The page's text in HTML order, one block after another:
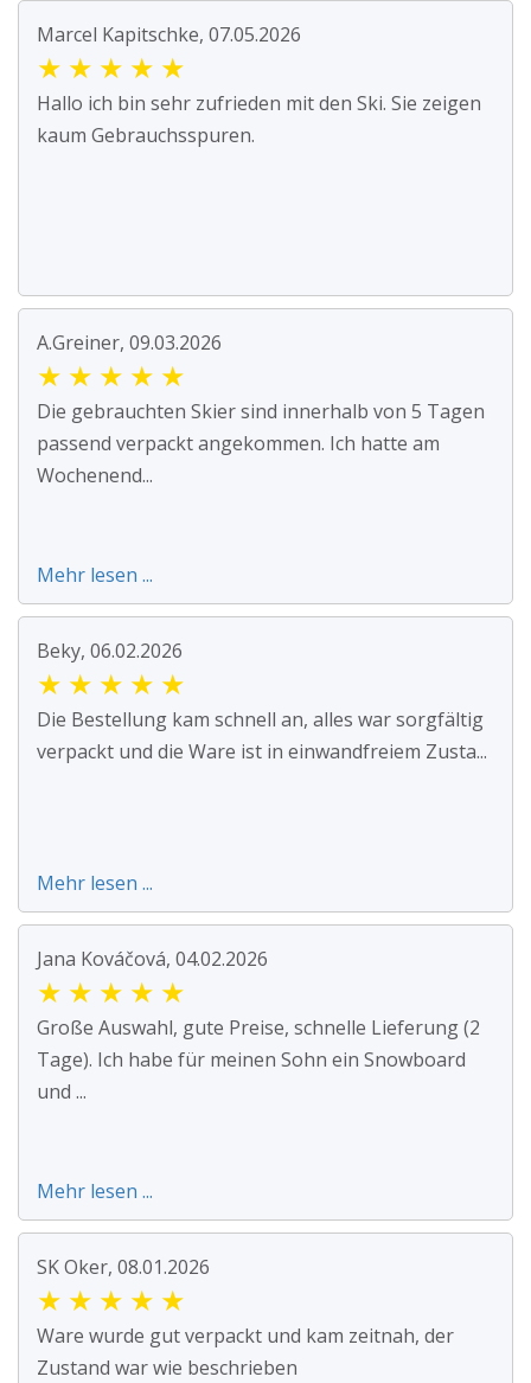
Marcel Kapitschke, 07.05.2026
★ ★ ★ ★ ★
Hallo ich bin sehr zufrieden mit den Ski. Sie zeigen
kaum Gebrauchsspuren.
A.Greiner, 09.03.2026
★ ★ ★ ★ ★
Die gebrauchten Skier sind innerhalb von 5 Tagen
passend verpackt angekommen. Ich hatte am
Wochenend...
Mehr lesen ...
Beky, 06.02.2026
★ ★ ★ ★ ★
Die Bestellung kam schnell an, alles war sorgfältig
verpackt und die Ware ist in einwandfreiem Zusta...
Mehr lesen ...
Jana Kováčová, 04.02.2026
★ ★ ★ ★ ★
Große Auswahl, gute Preise, schnelle Lieferung (2
Tage). Ich habe für meinen Sohn ein Snowboard
und ...
Mehr lesen ...
SK Oker, 08.01.2026
★ ★ ★ ★ ★
Ware wurde gut verpackt und kam zeitnah, der
Zustand war wie beschrieben